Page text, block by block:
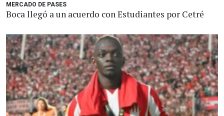
MERCADO DE PASES
Boca llegó a un acuerdo con Estudiantes por Cetré